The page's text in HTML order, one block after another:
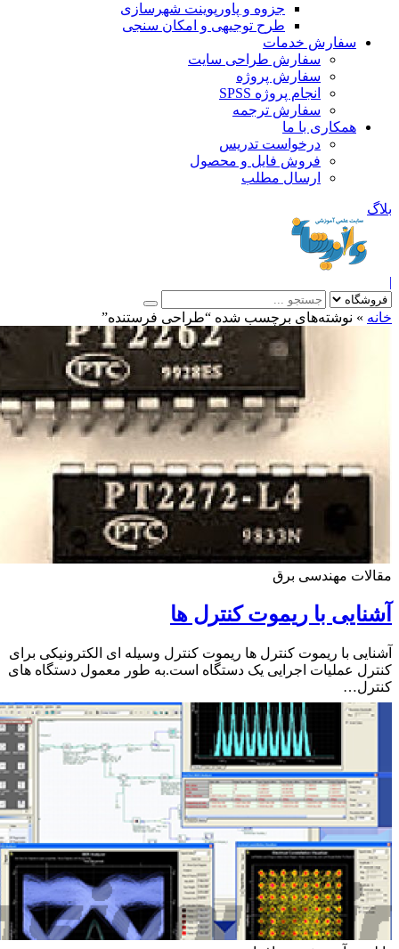
جزوه و پاورپوینت شهرسازی
طرح توجیهی و امکان سنجی
سفارش خدمات
سفارش طراحی سایت
سفارش پروژه
انجام پروژه SPSS
سفارش ترجمه
همکاری با ما
درخواست تدریس
فروش فایل و محصول
ارسال مطلب
»نوشته‌های برچسب شده “طراحی فرستنده”
مهندسی برق
با ریموت کنترل ها
با ریموت کنترل ها ریموت کنترل وسیله ای الکترونیکی برای
عملیات اجرایی یک دستگاه است.به طور معمول دستگاه های